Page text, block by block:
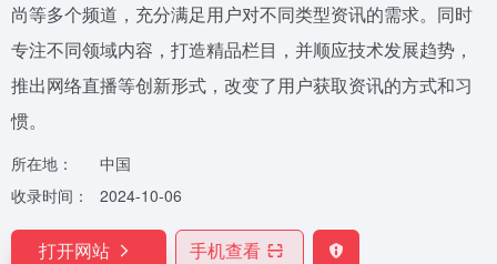
尚等多个频道，充分满足用户对不同类型资讯的需求。同时
专注不同领域内容，打造精品栏目，并顺应技术发展趋势，
推出网络直播等创新形式，改变了用户获取资讯的方式和习
惯。
所在地：
中国
收录时间：
2024-10-06
打开网站 手机查看